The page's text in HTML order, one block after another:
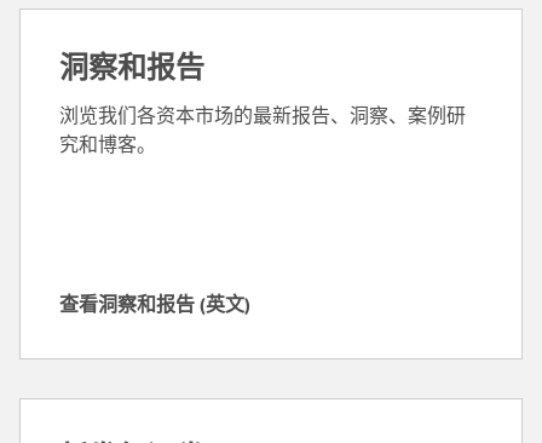
多
(
英
文
)
洞察和报告
浏览我们各资本市场的最新报告、洞察、案例研
究和博客。
查
察
和
查看洞察和报告 (英文)